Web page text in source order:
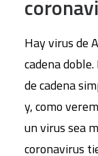
Hay virus de
cadena
de cadena
y, como
un virus sea
coronavirus